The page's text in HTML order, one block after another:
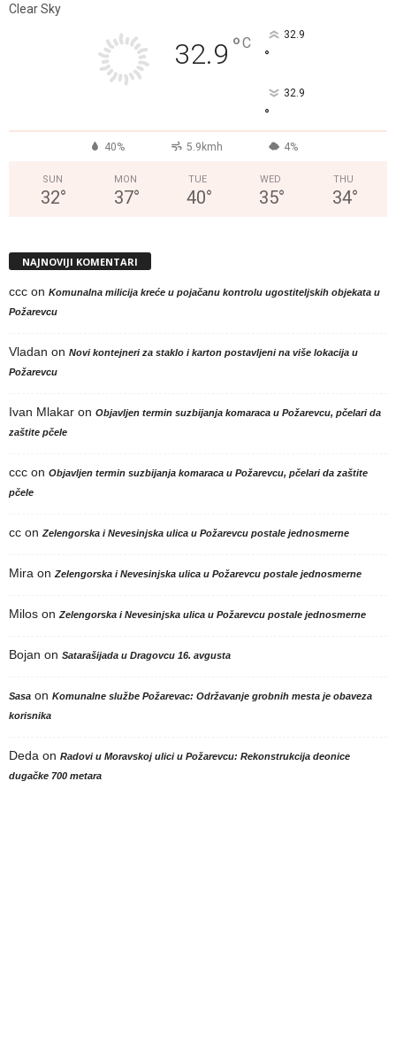
Clear Sky
32.9 °C 32.9
°
32.9
°
40% 5.9kmh 4%
SUN
32°
MON
37°
TUE
40°
WED
35°
THU
34°
NAJNOVIJI KOMENTARI
ccc on Komunalna milicija kreće u pojačanu kontrolu ugostiteljskih objekata u
Požarevcu
Vladan on Novi kontejneri za staklo i karton postavljeni na više lokacija u
Požarevcu
Ivan Mlakar on Objavljen termin suzbijanja komaraca u Požarevcu, pčelari da
zaštite pčele
ccc on Objavljen termin suzbijanja komaraca u Požarevcu, pčelari da zaštite
pčele
cc on Zelengorska i Nevesinjska ulica u Požarevcu postale jednosmerne
Mira on Zelengorska i Nevesinjska ulica u Požarevcu postale jednosmerne
Milos on Zelengorska i Nevesinjska ulica u Požarevcu postale jednosmerne
Bojan on Satarašijada u Dragovcu 16. avgusta
Sasa on Komunalne službe Požarevac: Održavanje grobnih mesta je obaveza
korisnika
Deda on Radovi u Moravskoj ulici u Požarevcu: Rekonstrukcija deonice
dugačke 700 metara